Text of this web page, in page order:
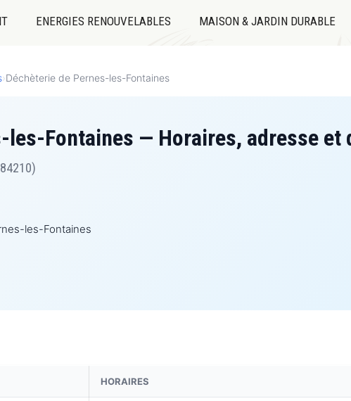
ENERGIES RENOUVELABLES MAISON & JARDIN DURABLE
›Déchèterie de Pernes-les-Fontaines
les-Fontaines — Horaires, adresse et
les-Fontaines
HORAIRES